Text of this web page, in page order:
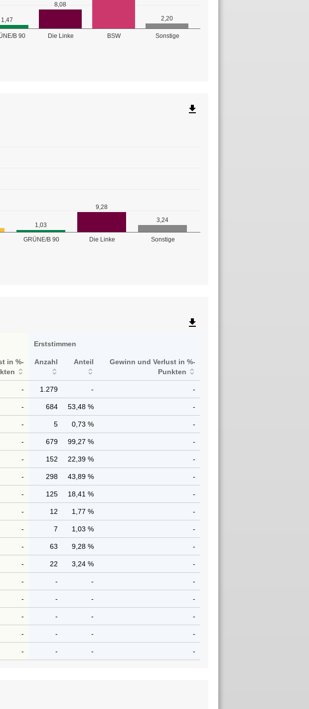
B 90 Die Linke BSW Sonstige
1,47
8,08
2,20
GRÜNE/B 90 Die Linke Sonstige
1,03
9,28
3,24
file_download
file_download
Erststimmen
in %-
Anzahl Anteil
Gewinn und Verlust in %-
Punkten
- 1.279 - -
- 684 53,48 % -
- 5 0,73 % -
- 679 99,27 % -
- 152 22,39 % -
- 298 43,89 % -
- 125 18,41 % -
- 12 1,77 % -
- 7 1,03 % -
- 63 9,28 % -
- 22 3,24 % -
- - - -
- - - -
- - - -
- - - -
- - - -